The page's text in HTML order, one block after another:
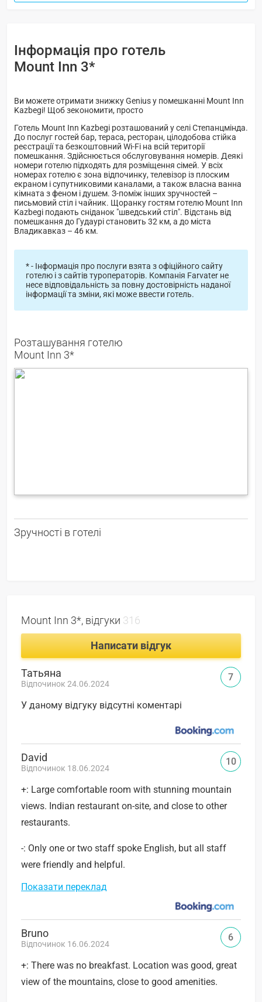
Інформація про готель
Mount Inn 3*
Ви можете отримати знижку Genius у помешканні Mount Inn
Kazbegi! Щоб зекономити, просто
Готель Mount Inn Kazbegi розташований у селі Степанцмінда.
До послуг гостей бар, тераса, ресторан, цілодобова стійка
реєстрації та безкоштовний Wi-Fi на всій території
помешкання. Здійснюється обслуговування номерів. Деякі
номери готелю підходять для розміщення сімей. У всіх
номерах готелю є зона відпочинку, телевізор із плоским
екраном і супутниковими каналами, а також власна ванна
кімната з феном і душем. З-поміж інших зручностей –
письмовий стіл і чайник. Щоранку гостям готелю Mount Inn
Kazbegi подають сніданок "шведський стіл". Відстань від
помешкання до Гудаурі становить 32 км, а до міста
Владикавказ – 46 км.
* - Інформація про послуги взята з офіційного сайту
готелю і з сайтів туроператорів. Компанія Farvater не
несе відповідальність за повну достовірність наданої
інформації та зміни, які може ввести готель.
Розташування готелю
Mount Inn 3*
Зручності в готелі
Mount Inn 3*, відгуки 316
Написати відгук
Татьяна
Відпочинок 24.06.2024
У даному відгуку відсутні коментарі
7
David
Відпочинок 18.06.2024
+: Large comfortable room with stunning mountain
views. Indian restaurant on-site, and close to other
restaurants.
-: Only one or two staff spoke English, but all staff
were friendly and helpful.
Показати переклад
10
Bruno
Відпочинок 16.06.2024
+: There was no breakfast. Location was good, great
view of the mountains, close to good amenities.
6